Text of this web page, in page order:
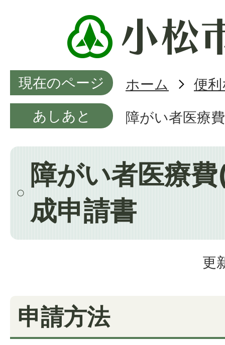
現在のページ ホーム
便
あしあと
障がい者医療
障がい者医療
成申請書
更
申請方法